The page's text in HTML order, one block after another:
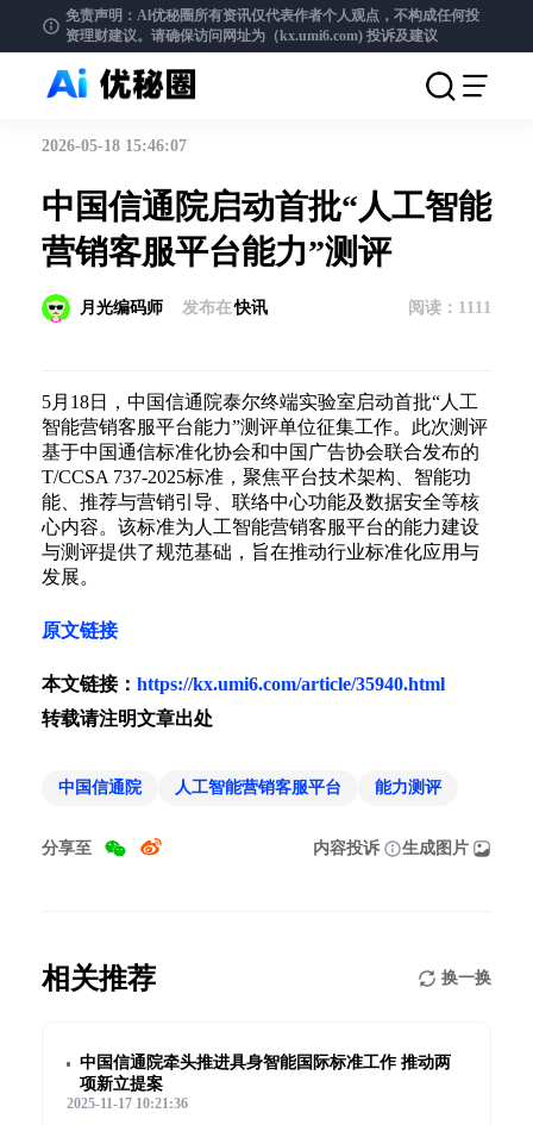
免责声明：Al优秘圈所有资讯仅代表作者个人观点，不构成任何投
资理财建议。请确保访问网址为（kx.umi6.com) 投诉及建议
2026-05-18 15:46:07
中国信通院启动首批“人工智能
营销客服平台能力”测评
月光编码师 发布在快讯 阅读： 1111
5月18日，中国信通院泰尔终端实验室启动首批“人工
智能营销客服平台能力”测评单位征集工作。此次测评
基于中国通信标准化协会和中国广告协会联合发布的
T/CCSA 737-2025标准，聚焦平台技术架构、智能功
能、推荐与营销引导、联络中心功能及数据安全等核
心内容。该标准为人工智能营销客服平台的能力建设
与测评提供了规范基础，旨在推动行业标准化应用与
发展。
原文链接
本文链接： https://kx.umi6.com/article/35940.html
转载请注明文章出处
中国信通院 人工智能营销客服平台 能力测评
分享至 内容投诉 生成图片
相关推荐 换一换
中国信通院牵头推进具身智能国际标准工作 推动两
项新立提案
2025-11-17 10:21:36